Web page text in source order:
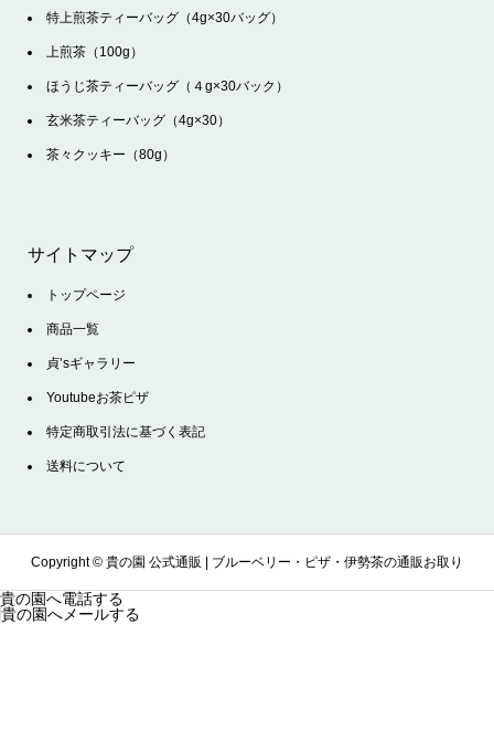
特上煎茶ティーバッグ（4g×30バッグ）
上煎茶（100g）
ほうじ茶ティーバッグ（４g×30バック）
玄米茶ティーバッグ（4g×30）
茶々クッキー（80g）
サイトマップ
トップページ
商品一覧
貞’sギャラリー
Youtubeお茶ピザ
特定商取引法に基づく表記
送料について
Copyright © 貴の園 公式通販 | ブルーベリー・ピザ・伊勢茶の通販お取り
貴の園へ電話する
貴の園へメールする